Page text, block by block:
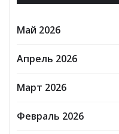
Май 2026
Апрель 2026
Март 2026
Февраль 2026